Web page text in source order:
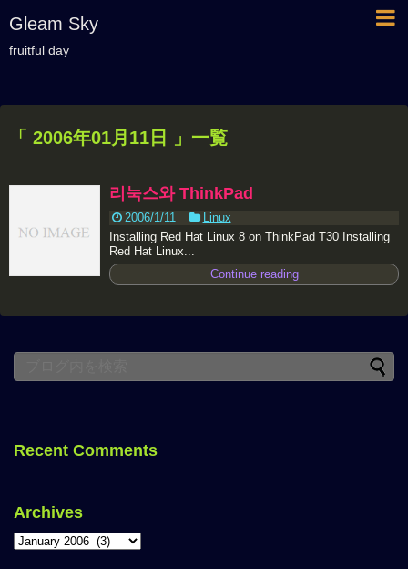
Gleam Sky
fruitful day
「 2006年01月11日 」一覧
리눅스와 ThinkPad
2006/1/11
Linux
Installing Red Hat Linux 8 on ThinkPad T30 Installing
Red Hat Linux...
Continue reading
Recent Comments
Archives